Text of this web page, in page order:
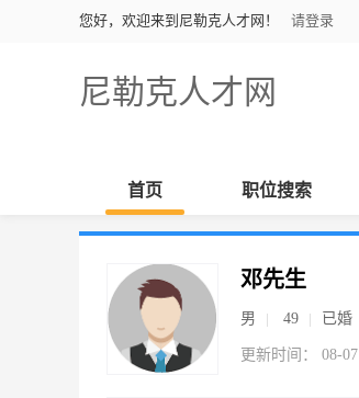
您好，欢迎来到尼勒克人才网！ 请登录
尼勒克人才网
首页 职位搜索
邓先生
男 49 已婚
更新时间： 08-07